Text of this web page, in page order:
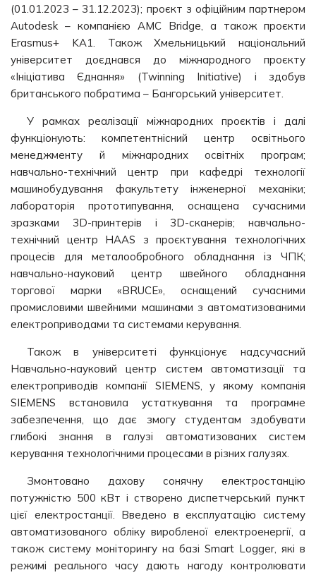
(01.01.2023 – 31.12.2023); проєкт з офіційним партнером
Autodesk – компанією AMC Bridge, а також проєкти
Erasmus+ KA1. Також Хмельницький національний
університет доєднався до міжнародного проєкту
«Ініціатива Єднання» (Twinning Initiative) і здобув
британського побратима – Бангорський університет.
У рамках реалізації міжнародних проєктів і далі
функціонують: компетентнісний центр освітнього
менеджменту й міжнародних освітніх програм;
навчально-технічний центр при кафедрі технології
машинобудування факультету інженерної механіки;
лабораторія прототипування, оснащена сучасними
зразками 3D-принтерів і 3D-сканерів; навчально-
технічний центр HAAS з проєктування технологічних
процесів для металообробного обладнання із ЧПК;
навчально-науковий центр швейного обладнання
торгової марки «BRUCE», оснащений сучасними
промисловими швейними машинами з автоматизованими
електроприводами та системами керування.
Також в університеті функціонує надсучасний
Навчально-науковий центр систем автоматизації та
електроприводів компанії SIEMENS, у якому компанія
SIEMENS встановила устаткування та програмне
забезпечення, що дає змогу студентам здобувати
глибокі знання в галузі автоматизованих систем
керування технологічними процесами в різних галузях.
Змонтовано дахову сонячну електростанцію
потужністю 500 кВт і створено диспетчерський пункт
цієї електростанції. Введено в експлуатацію систему
автоматизованого обліку виробленої електроенергії, а
також систему моніторингу на базі Smart Logger, які в
режимі реального часу дають нагоду контролювати